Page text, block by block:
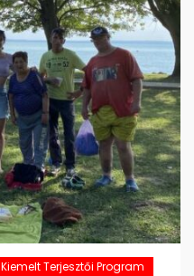
Kiemelt Terjesztői Program